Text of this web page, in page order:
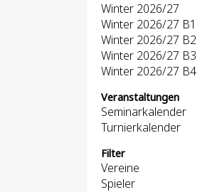
Winter 2026/27
Winter 2026/27 B1
Winter 2026/27 B2
Winter 2026/27 B3
Winter 2026/27 B4
Veranstaltungen
Seminarkalender
Turnierkalender
Filter
Vereine
Spieler